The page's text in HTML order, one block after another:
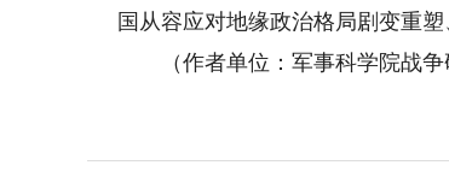
国从容应对地缘政治格局剧变重
（作者单位：军事科学院战争